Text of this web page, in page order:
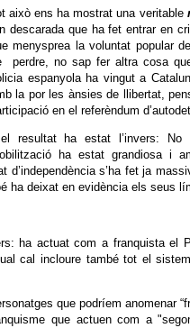
això ens ha mostrat una veritable
descarada que ha fet entrar en
menysprea la voluntat popular
perdre, no sap fer altra cosa
espanyola ha vingut a
la por les ànsies de llibertat,
en el referèndum
el resultat ha estat l’invers:
ha estat grandiosa i
s’ha fet ja
ha deixat en evidència els seus
ha actuat com a franquista el
cal incloure també tot el
que podríem anomenar
que actuen com a